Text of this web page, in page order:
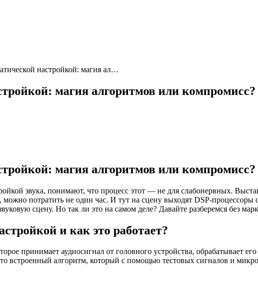
настройкой: магия ал…
магия алгоритмов или компромисс?
магия алгоритмов или компромисс?
звука, понимают, что процесс этот — не для слабонервных.
можно потратить не один час. И тут на сцену выходят DSP-
сцену. Но так ли это на самом деле? Давайте разберемся без
и как это работает?
принимает аудиосигнал от головного устройства, обрабатывает
встроенный алгоритм, который с помощью тестовых сигналов и